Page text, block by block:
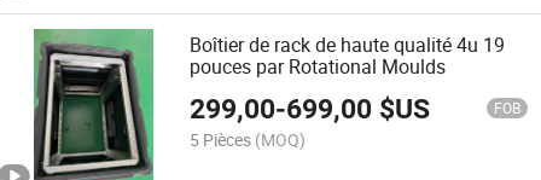
Boîtier de rack de haute qualité 4u 19
pouces par Rotational Moulds
299,00-699,00 $US FOB
5 Pièces (MOQ)